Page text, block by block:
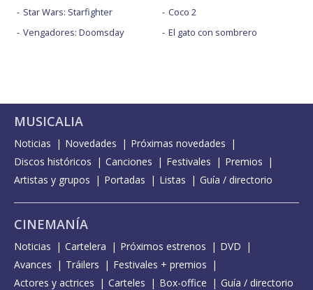
Star Wars: Starfighter
Vengadores: Doomsday
Coco 2
El gato con sombrero
MUSICALIA
Noticias Novedades
Próximas novedades
Discos históricos
Canciones Festivales
Premios
Artistas y grupos
Portadas Listas Guía / directorio
CINEMANÍA
Noticias Cartelera Próximos estrenos
DVD
Avances
Tráilers
Festivales + premios
Actores y actrices
Carteles Box-office Guía / directorio